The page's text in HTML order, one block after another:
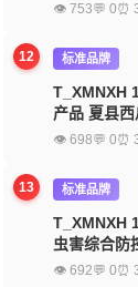
👁 753💬 0⏰
12 标准品牌
T_XMNXH
产品 夏县
👁 698💬 0⏰
13 标准品牌
T_XMNXH
虫害综合防
👁 692💬 0⏰